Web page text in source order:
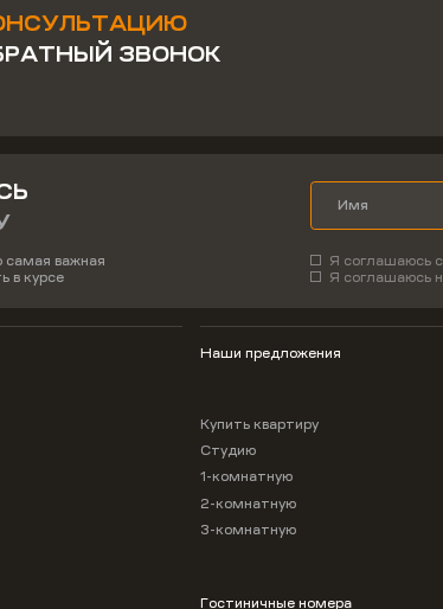
ЗВОНОК
самая важная
в курсе
Я соглашаюсь
Я соглашаюсь
Наши предложения
Купить квартиру
Студию
1-комнатную
2-комнатную
3-комнатную
Гостиничные номера